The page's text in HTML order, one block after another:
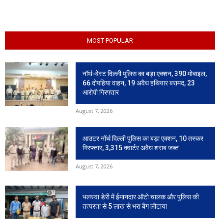
MOST POPULAR
नॉर्थ-वेस्ट दिल्ली पुलिस का बड़ा एक्शन, 390 मोबाइल,
66 दोपहिया वाहन, 19 अवैध हथियार बरामद, 23
आरोपी गिरफ्तार
August 7, 2026
आउटर नॉर्थ दिल्ली पुलिस का बड़ा एक्शन, 10 तस्कर
गिरफ्तार, 3,315 क्वार्टर अवैध शराब जब्त
August 7, 2026
भलस्वा डेरी में ईमानदार ऑटो चालक और पुलिस की
तत्परता से 5 लाख से भरा बैग लौटाया